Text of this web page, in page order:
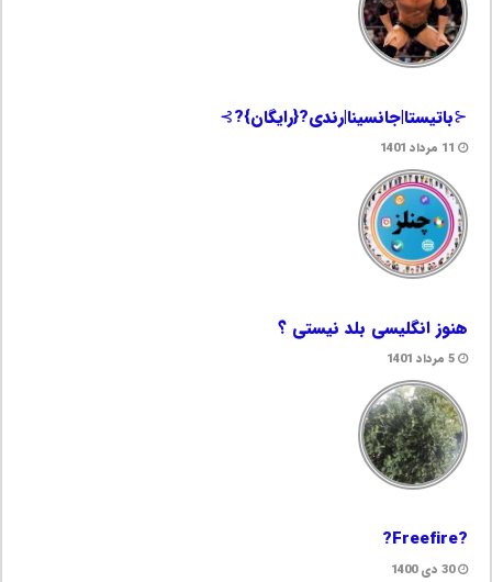
⊰باتیستا|جانسینا|رندی?{رایگان}?⊱
11 مرداد 1401
هنوز انگلیسی بلد نیستی ؟
5 مرداد 1401
?Freefire?
30 دی 1400